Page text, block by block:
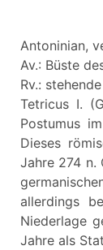
Antoninian,
Av.: Büste
Rv.:
Tetricus I.
Postumus
Dieses
Jahre 274 n.
allerdings
Niederlage
Jahre als